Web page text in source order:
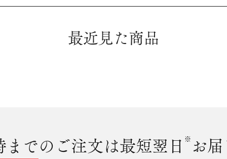
最近見た商品
までのご注文は最短翌日 ※ お